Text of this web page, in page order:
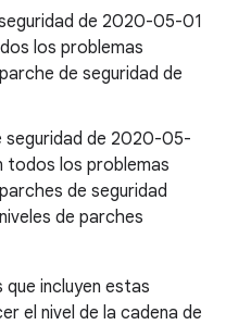
de 2020-05-01
los problemas
de seguridad de
seguridad de 2020-05-
los problemas
de seguridad
de parches
incluyen estas
el nivel de la cadena de